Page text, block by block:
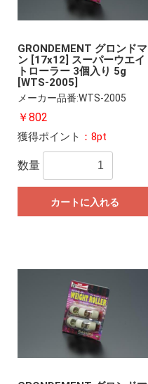
GRONDEMENT グロンドマ
ン [17x12] スーパーウエイ
トローラー 3個入り 5g
[WTS-2005]
メーカー品番:WTS-2005
￥802
獲得ポイント ：8pt
数量
カートに入れる